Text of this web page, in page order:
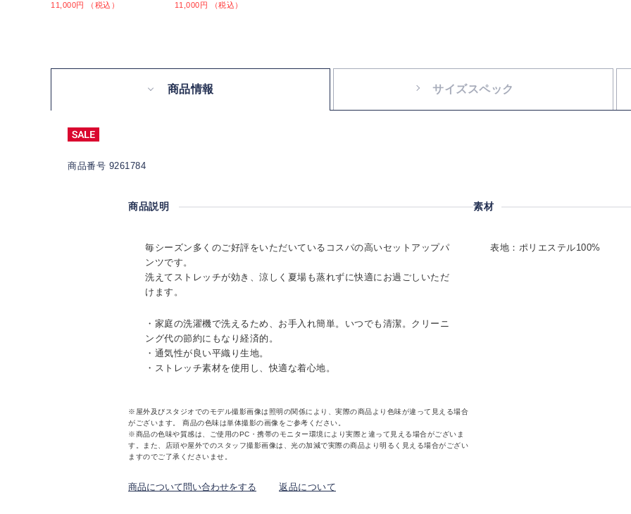
11,000円 （税込）
11,000円 （税込）
商品情報 サイズスペック
商品番号 9261784
商品説明
毎シーズン多くのご好評をいただいているコスパの高いセットアップパ
ンツです。
洗えてストレッチが効き、涼しく夏場も蒸れずに快適にお過ごしいただ
けます。
・家庭の洗濯機で洗えるため、お手入れ簡単。いつでも清潔。クリーニ
ング代の節約にもなり経済的。
・通気性が良い平織り生地。
・ストレッチ素材を使用し、快適な着心地。
※屋外及びスタジオでのモデル撮影画像は照明の関係により、実際の商品より色味が違って見える場合
がございます。 商品の色味は単体撮影の画像をご参考ください。
※商品の色味や質感は、ご使用のPC・携帯のモニター環境により実際と違って見える場合がございま
す。また、店頭や屋外でのスタッフ撮影画像は、光の加減で実際の商品より明るく見える場合がござい
ますのでご了承くださいませ。
商品について問い合わせをする 返品について
素材
表地：ポリエステル100%